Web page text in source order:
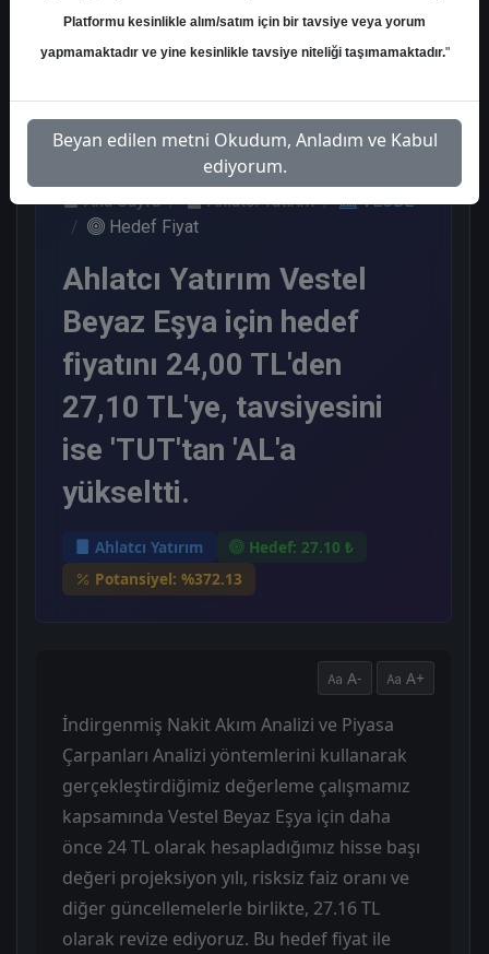
1
Ana Sayfa Ahlatcı Yatırım
VESBE
Hedef Fiyat
Ahlatcı Yatırım Vestel
Beyaz Eşya için hedef
fiyatını 24,00 TL'den
27,10 TL'ye, tavsiyesini
ise 'TUT'tan 'AL'a
yükseltti.
Ahlatcı Yatırım
Hedef: 27.10 ₺
Potansiyel: %372.13
A- A+
İndirgenmiş Nakit Akım Analizi ve Piyasa
Çarpanları Analizi yöntemlerini kullanarak
gerçekleştirdiğimiz değerleme çalışmamız
kapsamında Vestel Beyaz Eşya için daha
önce 24 TL olarak hesapladığımız hisse başı
değeri projeksiyon yılı, risksiz faiz oranı ve
diğer güncellemelerle birlikte, 27.16 TL
olarak revize ediyoruz. Bu hedef fiyat ile
Platformu kesinlikle alım/satım için bir tavsiye veya yorum
yapmamaktadır ve yine kesinlikle tavsiye niteliği taşımamaktadır."
Beyan edilen metni Okudum, Anladım ve Kabul
ediyorum.